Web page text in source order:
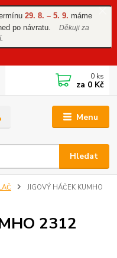
29. 8. – 5. 9. máme
po návratu.
Děkuji za
Menu
Hledat
0 ks
za 0 Kč
JIGOVÝ HÁČEK KUMHO
2312